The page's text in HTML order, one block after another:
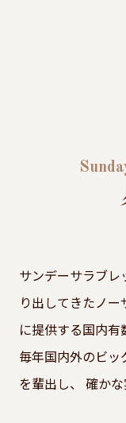
サンデーサラブレ
り出してきたノ
に提供する国内有
毎年国内外のビッ
を輩出し、
確かな